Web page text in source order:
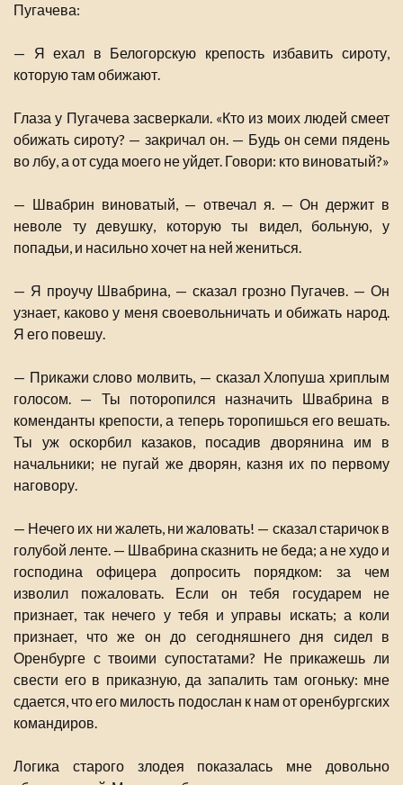
Пугачева:
— Я ехал в Белогорскую крепость избавить сироту,
которую там обижают.
Глаза у Пугачева засверкали. «Кто из моих людей смеет
обижать сироту? — закричал он. — Будь он семи пядень
во лбу, а от суда моего не уйдет. Говори: кто виноватый?»
— Швабрин виноватый, — отвечал я. — Он держит в
неволе ту девушку, которую ты видел, больную, у
попадьи, и насильно хочет на ней жениться.
— Я проучу Швабрина, — сказал грозно Пугачев. — Он
узнает, каково у меня своевольничать и обижать народ.
Я его повешу.
— Прикажи слово молвить, — сказал Хлопуша хриплым
голосом. — Ты поторопился назначить Швабрина в
коменданты крепости, а теперь торопишься его вешать.
Ты уж оскорбил казаков, посадив дворянина им в
начальники; не пугай же дворян, казня их по первому
наговору.
— Нечего их ни жалеть, ни жаловать! — сказал старичок в
голубой ленте. — Швабрина сказнить не беда; а не худо и
господина офицера допросить порядком: за чем
изволил пожаловать. Если он тебя государем не
признает, так нечего у тебя и управы искать; а коли
признает, что же он до сегодняшнего дня сидел в
Оренбурге с твоими супостатами? Не прикажешь ли
свести его в приказную, да запалить там огоньку: мне
сдается, что его милость подослан к нам от оренбургских
командиров.
Логика старого злодея показалась мне довольно